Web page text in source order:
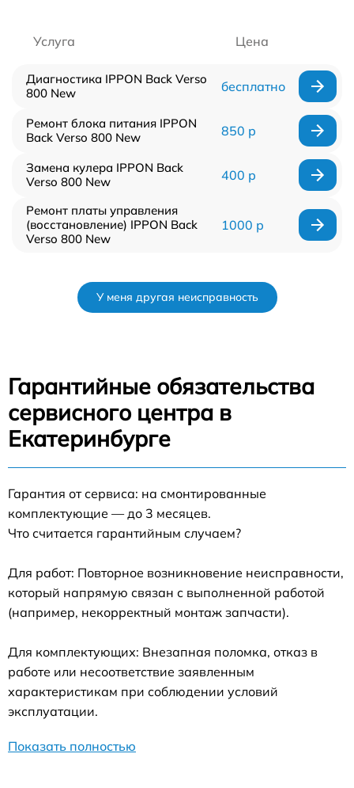
Услуга Цена
Диагностика IPPON Back Verso
800 New
бесплатно
Ремонт блока питания IPPON
Back Verso 800 New
850 р
Замена кулера IPPON Back
Verso 800 New
400 р
Ремонт платы управления
(восстановление) IPPON Back
Verso 800 New
1000 р
У меня другая неисправность
Гарантийные обязательства
сервисного центра в
Екатеринбурге
Гарантия от сервиса: на смонтированные
комплектующие — до 3 месяцев.
Что считается гарантийным случаем?
Для работ: Повторное возникновение неисправности,
который напрямую связан с выполненной работой
(например, некорректный монтаж запчасти).
Для комплектующих: Внезапная поломка, отказ в
работе или несоответствие заявленным
характеристикам при соблюдении условий
эксплуатации.
Показать полностью